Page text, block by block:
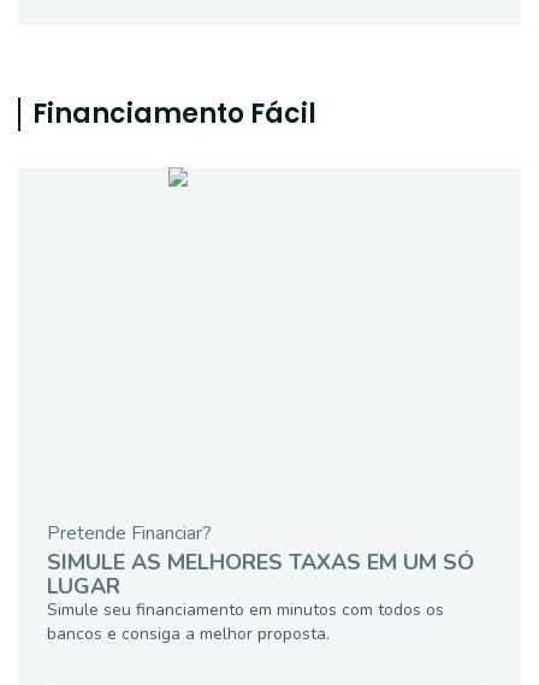
Financiamento Fácil
Pretende Financiar?
SIMULE AS MELHORES TAXAS EM UM SÓ
LUGAR
Simule seu financiamento em minutos com todos os
bancos e consiga a melhor proposta.